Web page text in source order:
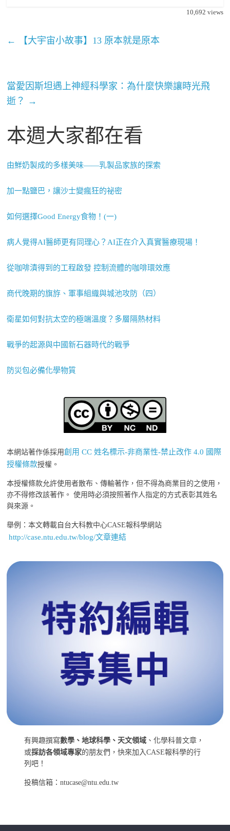
10,692 views
← 【大宇宙小故事】13 原本就是原本
當愛因斯坦遇上神經科學家：為什麼快樂讓時光飛
逝？ →
本週大家都在看
由鮮奶製成的多樣美味——乳製品家族的探索
加一點鹽巴，讓沙士變瘋狂的祕密
如何選擇Good Energy食物！(一)
病人覺得AI醫師更有同理心？AI正在介入真實醫療現場！
從咖啡漬得到的工程啟發 控制流體的咖啡環效應
商代晚期的旗斿、軍事組織與城池攻防（四）
衛星如何對抗太空的極端溫度？多層隔熱材料
戰爭的起源與中國新石器時代的戰爭
防災包必備化學物質
本網站著作係採用創用 CC 姓名標示-非商業性-禁止改作 4.0 國際
授權條款授權。
本授權條款允許使用者散布、傳輸著作，但不得為商業目的之使用，
亦不得修改該著作。 使用時必須按照著作人指定的方式表彰其姓名
與來源。
舉例：本文轉載自台大科教中心CASE報科學網站
http://case.ntu.edu.tw/blog/文章連結
有興趣撰寫數學、地球科學、天文領域 、化學科普文章，
或採訪各領域專家的朋友們，快來加入CASE報科學的行
列吧！
投稿信箱：ntucase@ntu.edu.tw